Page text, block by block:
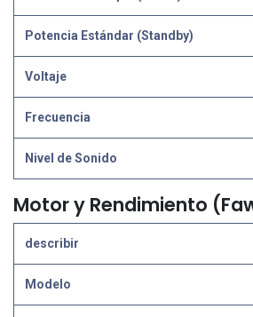
Potencia Estándar (Standby)
Voltaje
Frecuencia
Nivel de Sonido
Motor y Rendimiento
describir
Modelo